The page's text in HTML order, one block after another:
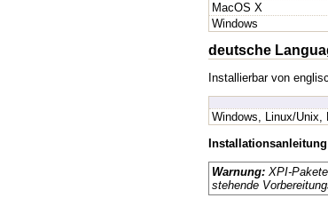
MacOS X
Windows
deutsche
Installierbar von
Windows, Linux/Unix,
Warnung: XPI-
stehende